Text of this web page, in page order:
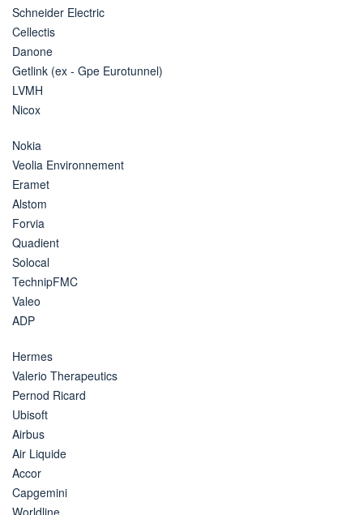
Schneider Electric
Cellectis
Danone
Getlink (ex - Gpe Eurotunnel)
LVMH
Nicox
Nokia
Veolia Environnement
Eramet
Alstom
Forvia
Quadient
Solocal
TechnipFMC
Valeo
ADP
Hermes
Valerio Therapeutics
Pernod Ricard
Ubisoft
Airbus
Air Liquide
Accor
Capgemini
Worldline